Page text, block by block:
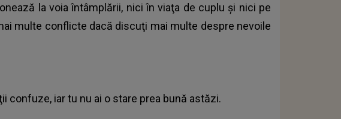
la voia întâmplării, nici în viaţa de cuplu şi nici pe
multe conflicte dacă discuţi mai multe despre nevoile
confuze, iar tu nu ai o stare prea bună astăzi.